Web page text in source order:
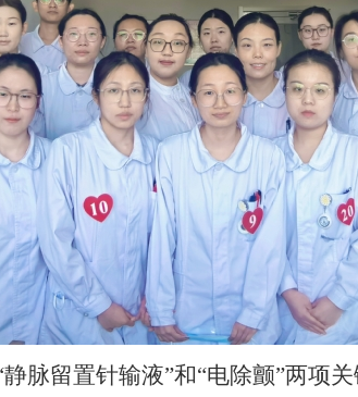
静脉留置针输液”和“电除颤”两项